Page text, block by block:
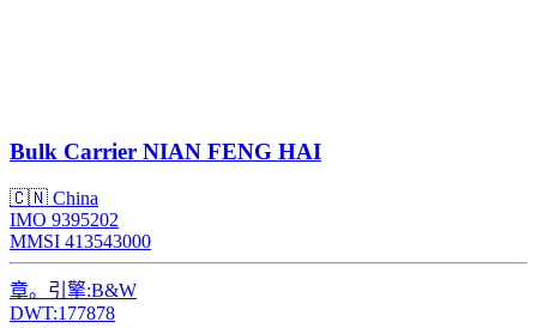
Bulk Carrier NIAN FENG HAI
🇨🇳 China
IMO 9395202
MMSI 413543000
章。引擎:B&W
DWT:177878